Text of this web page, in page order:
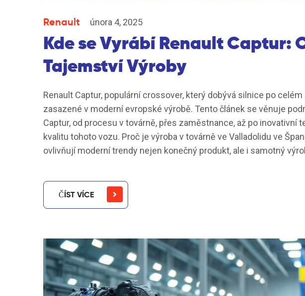
Renault února 4, 2025
Kde se Vyrábí Renault Captur:
Tajemství Výroby
Renault Captur, populární crossover, který dobývá silnice po
zasazené v moderní evropské výrobě. Tento článek se věnuje
Captur, od procesu v továrně, přes zaměstnance, až po inovativní
kvalitu tohoto vozu. Proč je výroba v továrně ve Valladolidu ve
ovlivňují moderní trendy nejen konečný produkt, ale i samotný
ČÍST VÍCE